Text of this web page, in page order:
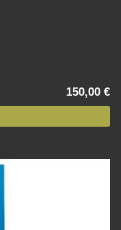
150,00 €